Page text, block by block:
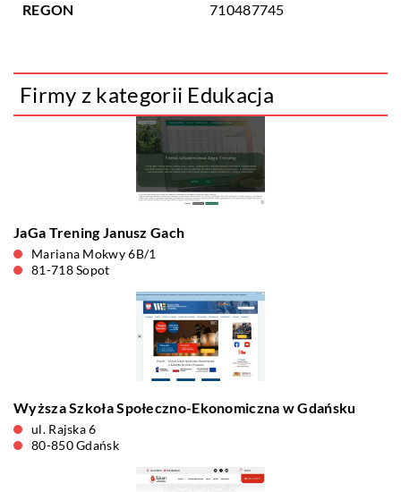
REGON 710487745
Firmy z kategorii Edukacja
JaGa Trening Janusz Gach
Mariana Mokwy 6B/1
81-718 Sopot
Wyższa Szkoła Społeczno-Ekonomiczna w Gdańsku
ul. Rajska 6
80-850 Gdańsk